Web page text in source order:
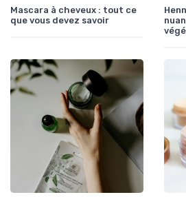
Mascara à cheveux : tout ce
que vous devez savoir